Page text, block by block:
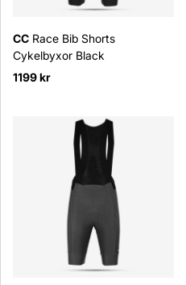
CC Race Bib Shorts
Cykelbyxor Black
1199 kr